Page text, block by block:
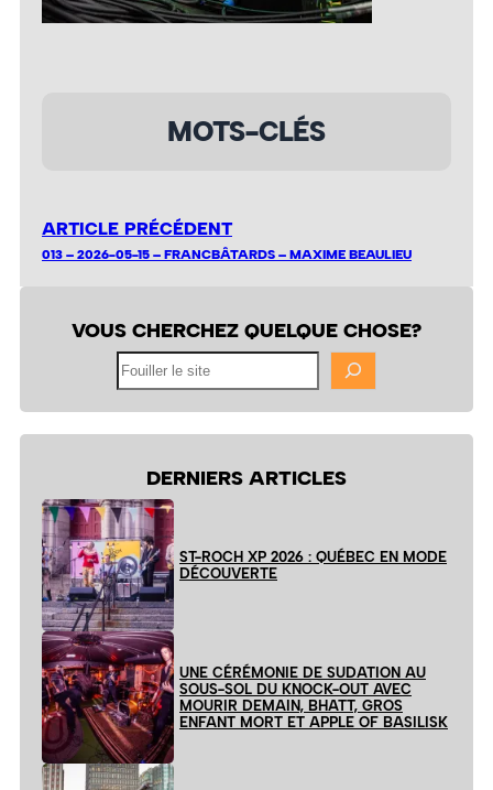
MOTS-CLÉS
ARTICLE PRÉCÉDENT
013 – 2026-05-15 – FRANCBÂTARDS – MAXIME BEAULIEU
VOUS CHERCHEZ QUELQUE CHOSE?
DERNIERS ARTICLES
ST-ROCH XP 2026 : QUÉBEC EN MODE
DÉCOUVERTE
UNE CÉRÉMONIE DE SUDATION AU
SOUS-SOL DU KNOCK-OUT AVEC
MOURIR DEMAIN, BHATT, GROS
ENFANT MORT ET APPLE OF BASILISK